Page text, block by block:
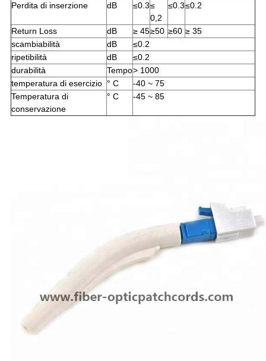
Perdita di inserzione
dB ≤0.3≤
0,2
≤0.3≤0.2
Return Loss dB ≥ 45≥50 ≥60 ≥ 35
scambiabilità
dB
≤0.2
ripetibilità
dB
≤0.2
durabilità
Tempo> 1000
temperatura di esercizio ° C
-40 ~ 75
Temperatura di
conservazione
° C -45 ~ 85